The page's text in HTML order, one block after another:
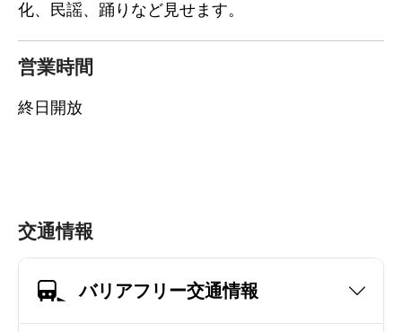
化、民謡、踊りなど見せます。
営業時間
終日開放
交通情報
バリアフリー交通情報